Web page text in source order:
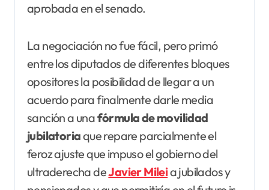
aprobada en el senado.
La negociación no fue fácil, pero primó
entre los diputados de diferentes bloques
opositores la posibilidad de llegar a un
acuerdo para finalmente darle media
sanción a unafórmula de movilidad
jubilatoriaque repare parcialmente el
feroz ajuste que impuso el gobierno del
ultraderecha deJavier Mileia jubilados y